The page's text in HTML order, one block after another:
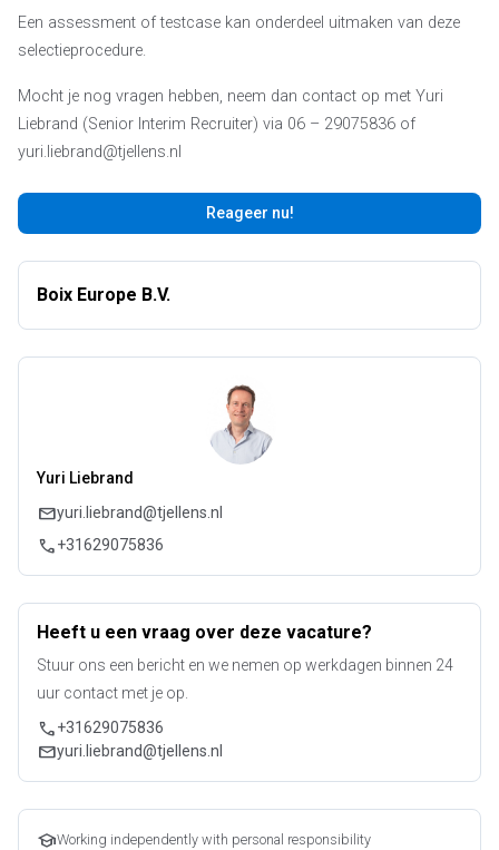
Een assessment of testcase kan onderdeel uitmaken van deze
selectieprocedure.
Mocht je nog vragen hebben, neem dan contact op met Yuri
Liebrand (Senior Interim Recruiter) via 06 – 29075836 of
yuri.liebrand@tjellens.nl
Reageer nu!
Boix Europe B.V.
Yuri Liebrand
mailyuri.liebrand@tjellens.nl
call+31629075836
Heeft u een vraag over deze vacature?
Stuur ons een bericht en we nemen op werkdagen binnen 24
uur contact met je op.
call+31629075836
mailyuri.liebrand@tjellens.nl
schoolWorking independently with personal responsibility